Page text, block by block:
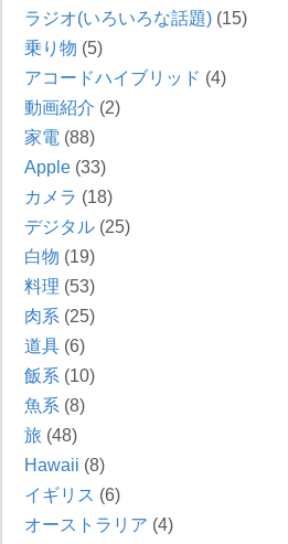
ラジオ(いろいろな話題) (15)
乗り物 (5)
アコードハイブリッド (4)
動画紹介 (2)
家電 (88)
Apple (33)
カメラ (18)
デジタル (25)
白物 (19)
料理 (53)
肉系 (25)
道具 (6)
飯系 (10)
魚系 (8)
旅 (48)
Hawaii (8)
イギリス (6)
オーストラリア (4)